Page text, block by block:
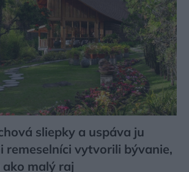
sliepky a uspáva ju
remeselníci vytvorili bývanie,
malý raj